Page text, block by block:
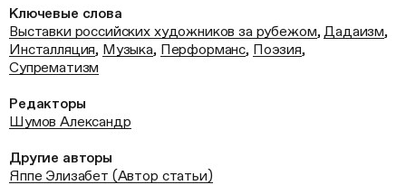
Ключевые слова
Выставки российских художников за рубежом,Дадаизм,
Инсталляция, Музыка, Перформанс, Поэзия,
Супрематизм
Редакторы
Шумов Александр
Другие авторы
Яппе Элизабет (Автор статьи)